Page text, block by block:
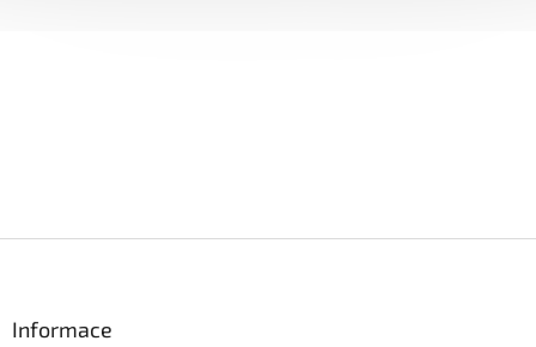
Informace